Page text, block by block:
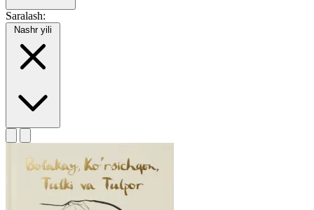
Saralash:
Nashr yili